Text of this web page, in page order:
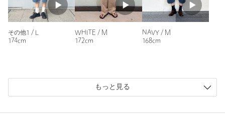
原産国 中国製
商品番号 6217-6-000020
投稿日： 2026年6月20日
購入サイズ：M
購入カラー：その他1
購入商品のサイズ感：ちょうどよい
性別：男性
その他1 / L
174cm
WHITE / M
172cm
NAVY / M
168cm
もっと見る